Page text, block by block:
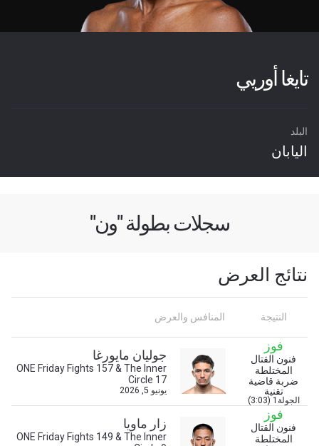
تايغا أوريي
البلد
اليابان
سجلات بطولة "ون"
نتائج العرض
النتيجة المنافس والعرض
فوز
فنون القتال
المختلطة
ضربة قاضية
تقنية
الجولة1 (3:03)
جوليان مايورغا
ONE Friday Fights 157 & The Inner
Circle 17
يونيو 5, 2026
فوز
فنون القتال
المختلطة
زار ماويا
ONE Friday Fights 149 & The Inner
المنافس
ابق على اطّلاع
خذ بطولة "ون" معك أينما ذهبت! اشترك الآن للوصول
إلى آخر الأخبار، وفتح العروض الخاصة والحصول على
أفضل المقاعد لعروضنا الحية.
البريد الإلكتروني